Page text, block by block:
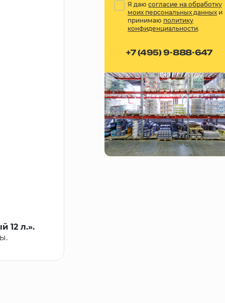
12 л.».
Я даю согласие на обработку
моих персональных данных и
принимаю политику
конфиденциальности.
+7 (495) 9-888-647